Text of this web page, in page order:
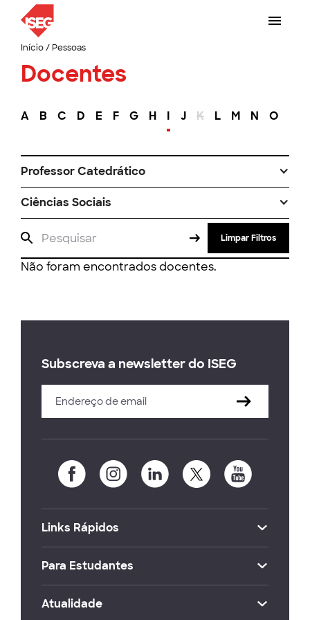
Início/ Pessoas
Docentes
A B C D E F G H I J K L M N O
Professor Catedrático
Ciências Sociais
Limpar Filtros
Não foram encontrados docentes.
Subscreva a newsletter do ISEG
Links Rápidos
Para Estudantes
Atualidade